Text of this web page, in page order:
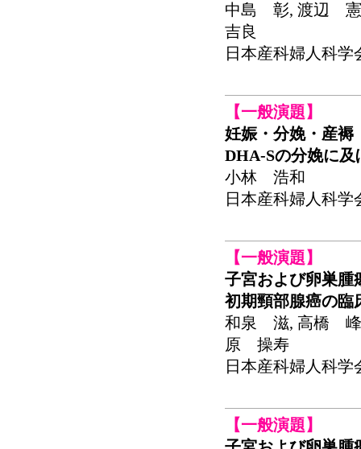
中島 彰, 渡辺
吉良
日本産科婦人科学
【一般演題】
妊娠・分娩・産褥
DHA-Sの分娩に及
小林 浩和
日本産科婦人科学
【一般演題】
子宮および卵巣腫
初期頸部腺癌の臨
和泉 滋, 高橋 峰
原 操寿
日本産科婦人科学
【一般演題】